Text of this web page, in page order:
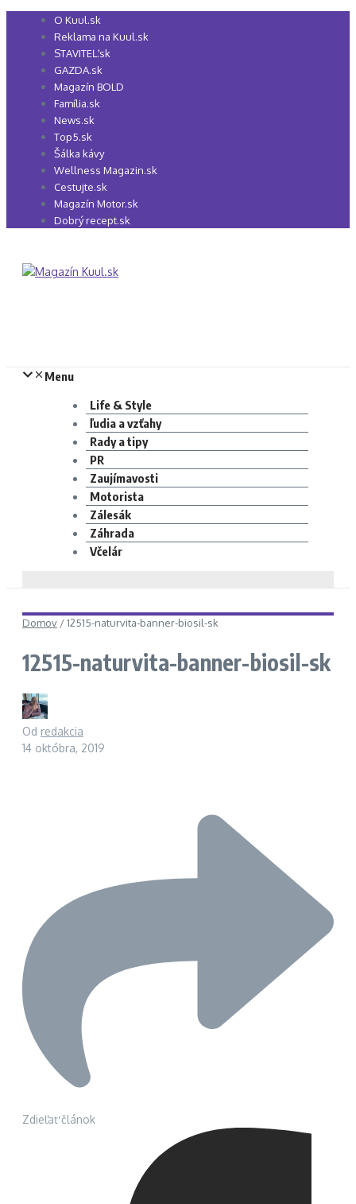
Preskočiť
O Kuul.sk
Reklama na Kuul.sk
STAVITEĽ.sk
GAZDA.sk
Magazín BOLD
Família.sk
News.sk
Top5.sk
Šálka kávy
Wellness Magazin.sk
Cestujte.sk
Magazín Motor.sk
Dobrý recept.sk
Menu
Life & Style
ľudia a vzťahy
Rady a tipy
PR
Zaujímavosti
Motorista
Zálesák
Záhrada
Včelár
Domov /12515-naturvita-banner-biosil-sk
12515-naturvita-banner-biosil-sk
Od redakcia
14 októbra, 2019
Zdieľať článok